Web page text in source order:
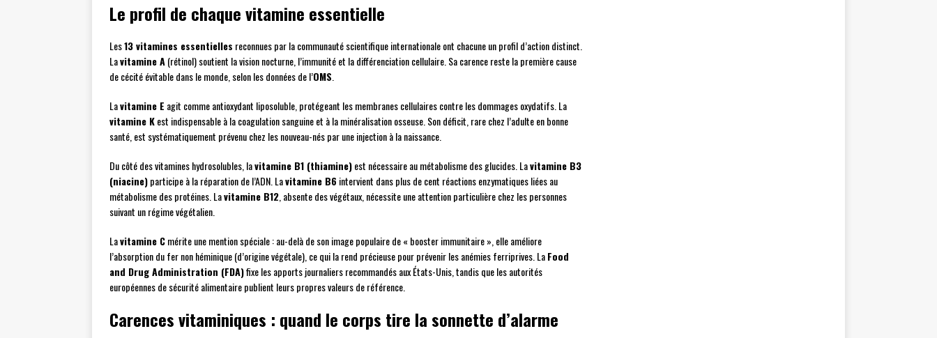
Le profil de chaque vitamine essentielle
Les13 vitamines essentielles reconnues par la communauté scientifique internationale ont chacune un profil d’action distinct.
Lavitamine A(rétinol) soutient la vision nocturne, l’immunité et la différenciation cellulaire. Sa carence reste la première cause
de cécité évitable dans le monde, selon les données de l’OMS
Lavitamine E agit comme antioxydant liposoluble, protégeant les membranes cellulaires contre les dommages oxydatifs. La
vitamine Kest indispensable à la coagulation sanguine et à la minéralisation osseuse. Son déficit, rare chez l’adulte en bonne
santé, est systématiquement prévenu chez les nouveau-nés par une injection à la naissance.
Du côté des vitamines hydrosolubles, lavitamine B1 (thiamine)est nécessaire au métabolisme des glucides. Lavitamine B3
(niacine)participe à la réparation de l’ADN. Lavitamine B6 intervient dans plus de cent réactions enzymatiques liées au
métabolisme des protéines. Lavitamine B12 , absente des végétaux, nécessite une attention particulière chez les personnes
suivant un régime végétalien.
Lavitamine Cmérite une mention spéciale : au-delà de son image populaire de « booster immunitaire », elle améliore
l’absorption du fer non héminique (d’origine végétale), ce qui la rend précieuse pour prévenir les anémies ferriprives. LaFood
and Drug Administration (FDA)fixe les apports journaliers recommandés aux États-Unis, tandis que les autorités
européennes de sécurité alimentaire publient leurs propres valeurs de référence.
Carences vitaminiques : quand le corps tire la sonnette d’alarme